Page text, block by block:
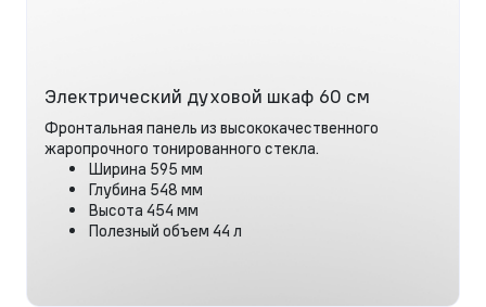
Электрический духовой шкаф 60 см
Фронтальная панель из высококачественного
жаропрочного тонированного стекла.
Ширина 595 мм
Глубина 548 мм
Высота 454 мм
Полезный объем 44 л